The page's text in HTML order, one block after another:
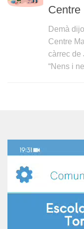
Centre
Demà
Centre
càrrec de
“Nens i
de
vídeo